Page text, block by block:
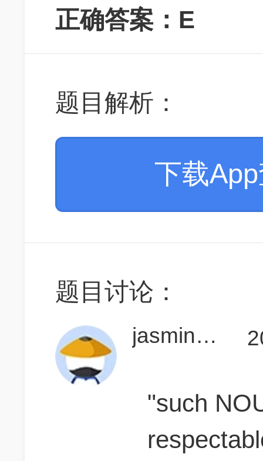
正确答案：E
题目解析：
下载
题目讨论：
jasminesong1009
"such